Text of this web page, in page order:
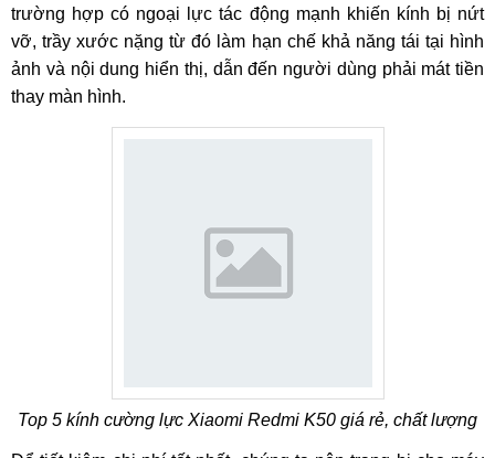
trường hợp có ngoại lực tác động mạnh khiến kính bị nứt
vỡ, trầy xước nặng từ đó làm hạn chế khả năng tái tại hình
ảnh và nội dung hiển thị, dẫn đến người dùng phải mát tiền
thay màn hình.
Top 5 kính cường lực Xiaomi Redmi K50 giá rẻ, chất lượng